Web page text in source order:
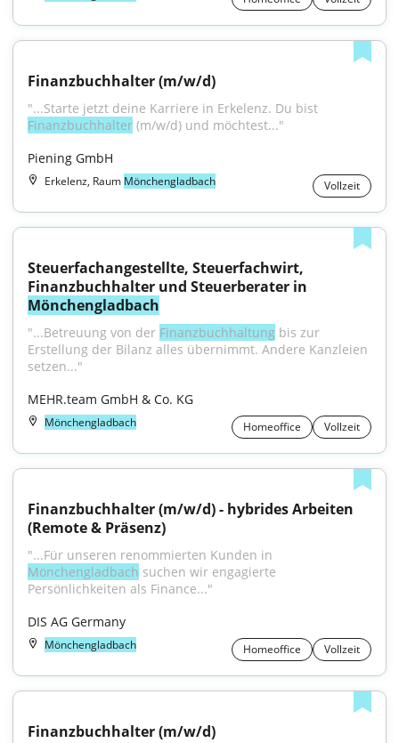
Finanzbuchhalter (m/w/d)
Finanzbuchhalter (m/w/d) und möchtest..."
Piening GmbH
Erkelenz, Raum Mönchengladbach Vollzeit
Steuerfachangestellte, Steuerfachwirt,
Mönchengladbach
"...Betreuung von der Finanzbuchhaltung bis zur
Erstellung der Bilanz alles übernimmt. Andere Kanzleien
setzen..."
MEHR.team GmbH & Co. KG
Mönchengladbach Homeoffice Vollzeit
Finanzbuchhalter (m/w/d) - hybrides Arbeiten
(Remote & Präsenz)
Mönchengladbach suchen wir engagierte
Persönlichkeiten als Finance..."
DIS AG Germany
Mönchengladbach Homeoffice Vollzeit
Finanzbuchhalter (m/w/d)